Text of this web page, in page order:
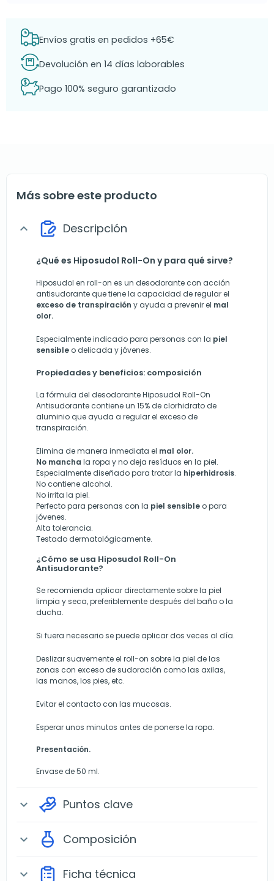
Envíos gratis en pedidos +65€
Devolución en 14 días laborables
Pago 100% seguro garantizado
Más sobre este producto
expand_more Descripción
¿Qué es Hiposudol Roll-On y para qué sirve?
Hiposudol en roll-on es un desodorante con acción
antisudorante que tiene la capacidad de regular el
exceso de transpiración y ayuda a prevenir el mal
olor.
Especialmente indicado para personas con la piel
sensible o delicada y jóvenes.
Propiedades y beneficios: composición
La fórmula del desodorante Hiposudol Roll-On
Antisudorante contiene un 15% de clorhidrato de
aluminio que ayuda a regular el exceso de
transpiración.
Elimina de manera inmediata el mal olor.
No mancha la ropa y no deja resíduos en la piel.
Especialmente diseñado para tratar la hiperhidrosis.
No contiene alcohol.
No irrita la piel.
Perfecto para personas con la piel sensible o para
jóvenes.
Alta tolerancia.
Testado dermatológicamente.
¿Cómo se usa Hiposudol Roll-On
Antisudorante?
Se recomienda aplicar directamente sobre la piel
limpia y seca, preferiblemente después del baño o la
ducha.
Si fuera necesario se puede aplicar dos veces al día.
Deslizar suavemente el roll-on sobre la piel de las
zonas con exceso de sudoración como las axilas,
las manos, los pies, etc.
Evitar el contacto con las mucosas.
Esperar unos minutos antes de ponerse la ropa.
Presentación.
Envase de 50 ml.
expand_more Puntos clave
expand_more Composición
expand_more Ficha técnica